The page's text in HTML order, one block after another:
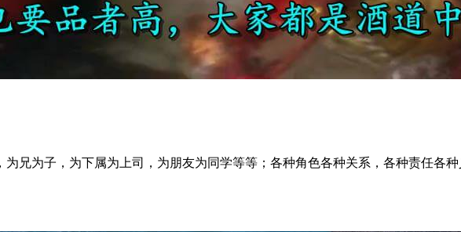
兄为子，为下属为上司，为朋友为同学等等；各种角色各种关系，各种责任各